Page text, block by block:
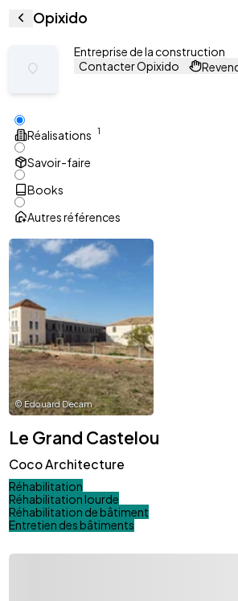
Opixido
Entreprise de la construction
Contacter Opixido
Réalisations 1
Savoir-faire
Books
Autres références
©Edouard Decam
Le Grand Castelou
Coco Architecture
Réhabilitation
Réhabilitation lourde
Réhabilitation de bâtiment
Entretien des bâtiments